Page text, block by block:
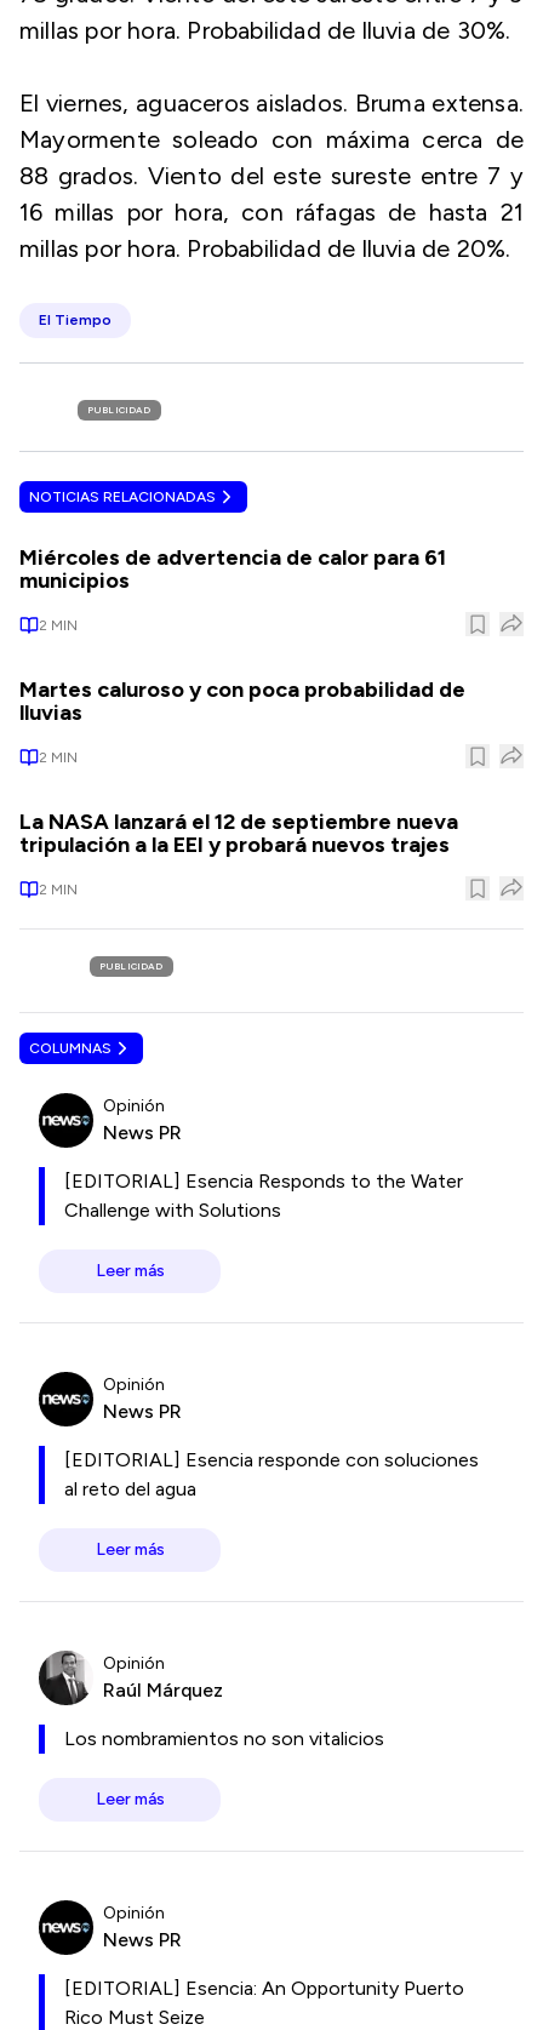
millas por hora. Probabilidad de lluvia de 30%.
El viernes, aguaceros aislados. Bruma extensa.
Mayormente soleado con máxima cerca de
88 grados. Viento del este sureste entre 7 y
16 millas por hora, con ráfagas de hasta 21
millas por hora. Probabilidad de lluvia de 20%.
El Tiempo
PUBLICIDAD
NOTICIAS RELACIONADAS
Miércoles de advertencia de calor para 61
municipios
2 MIN
Martes caluroso y con poca probabilidad de
lluvias
2 MIN
La NASA lanzará el 12 de septiembre nueva
tripulación a la EEI y probará nuevos trajes
2 MIN
PUBLICIDAD
COLUMNAS
Opinión
News PR
[EDITORIAL] Esencia Responds to the Water
Challenge with Solutions
Leer más
Opinión
News PR
[EDITORIAL] Esencia responde con soluciones
al reto del agua
Leer más
Opinión
Raúl Márquez
Los nombramientos no son vitalicios
Leer más
Opinión
News PR
[EDITORIAL] Esencia: An Opportunity Puerto
Rico Must Seize